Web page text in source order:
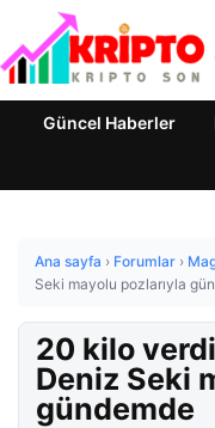
Güncel Haberler
Ana sayfa › Forumlar ›
Seki mayolu pozlarıyla
20 kilo
Deniz Seki
gündemde